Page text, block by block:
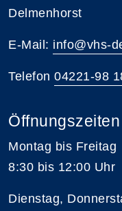
Delmenhorst
E-Mail: info@vhs-
Telefon 04221-98
Montag bis Freitag
8:30 bis 12:00 Uhr
Dienstag,